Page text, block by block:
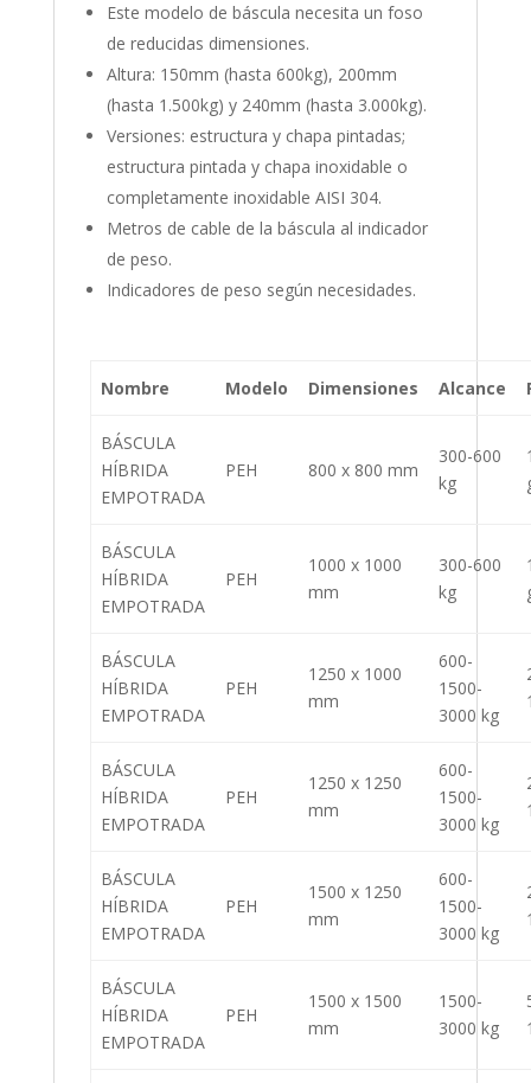
Este modelo de báscula necesita un foso
de reducidas dimensiones.
Altura: 150mm (hasta 600kg), 200mm
(hasta 1.500kg) y 240mm (hasta 3.000kg).
Versiones: estructura y chapa pintadas;
estructura pintada y chapa inoxidable o
completamente inoxidable AISI 304.
Metros de cable de la báscula al indicador
de peso.
Indicadores de peso según necesidades.
Nombre Modelo Dimensiones Alcance
BÁSCULA
HÍBRIDA
EMPOTRADA
PEH 800 x 800 mm
300-600
kg
BÁSCULA
HÍBRIDA
EMPOTRADA
PEH
1000 x 1000
mm
300-600
kg
BÁSCULA
HÍBRIDA
EMPOTRADA
PEH
1250 x 1000
mm
600-
1500-
3000 kg
BÁSCULA
HÍBRIDA
EMPOTRADA
PEH
1250 x 1250
mm
600-
1500-
3000 kg
BÁSCULA
HÍBRIDA
EMPOTRADA
PEH
1500 x 1250
mm
600-
1500-
3000 kg
BÁSCULA
HÍBRIDA
EMPOTRADA
PEH
1500 x 1500
mm
1500-
3000 kg